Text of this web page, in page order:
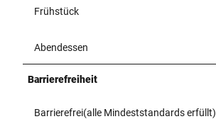
Frühstück
Abendessen
Barrierefreiheit
Barrierefrei(alle Mindeststandards erfüllt)